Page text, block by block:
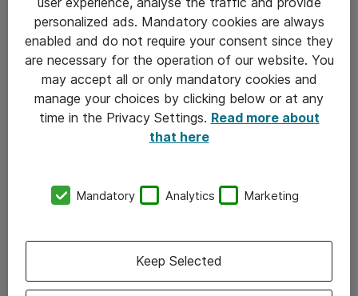
AI Assistance og Webex:Se hvordan løsningen
effektiviserer arbejdsprocesser på tværs af
platforme.
personalized ads. Mandatory cookies are always
enabled and do not require your consent since they
are necessary for the operation of our website. You
may accept all or only mandatory cookies and
manage your choices by clicking below or at any
time in the Privacy Settings. Read more about
that here
Mandatory Analytics Marketing
Keep Selected